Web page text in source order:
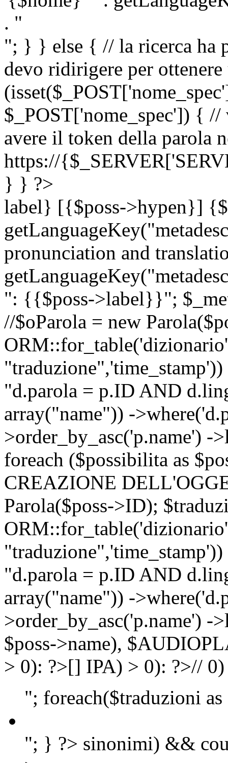
. "
"; } } else { // la ricerca ha
devo ridirigere per
$_POST['nome_spec']) {
avere il token della parola
https://
} } ?>
label} [{$poss->hypen}]
pronunciation and
": {{$poss->label}}";
//$oParola = new
"d.parola = p.ID AND
array("name")) -
>order_by_asc('p.name')
foreach ($possibilita as
CREAZIONE
Parola($poss->ID);
"d.parola = p.ID AND
array("name")) -
>order_by_asc('p.name')
$poss->name),
> 0): ?>[] IPA) > 0): ?>//
"; foreach($traduzioni
"; } ?> sinonimi) &&